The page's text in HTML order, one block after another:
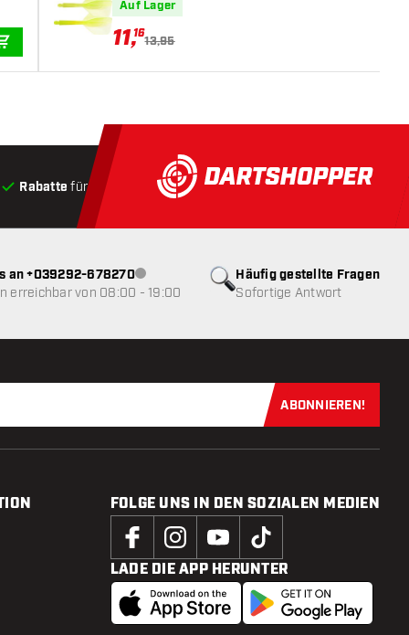
IN DEN WARENKORB
Auf Lager
11,16
13,95
Rabatte für Kunden Produkte auf Lager, Versand
Häufig gestellte Fragen
Sofortige Antwort
an +039292-678270Kundenservice nicht verfügbar
erreichbar von 08:00 - 19:00
Jetzt für
ABONNIEREN!
FOLGE UNS IN DEN SOZIALEN MEDIEN
LADE DIE APP HERUNTER